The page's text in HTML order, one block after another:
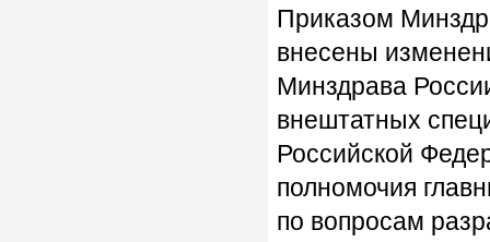
Приказом
внесены
Минздрава
внештатных
Российской
полномочия
по вопросам